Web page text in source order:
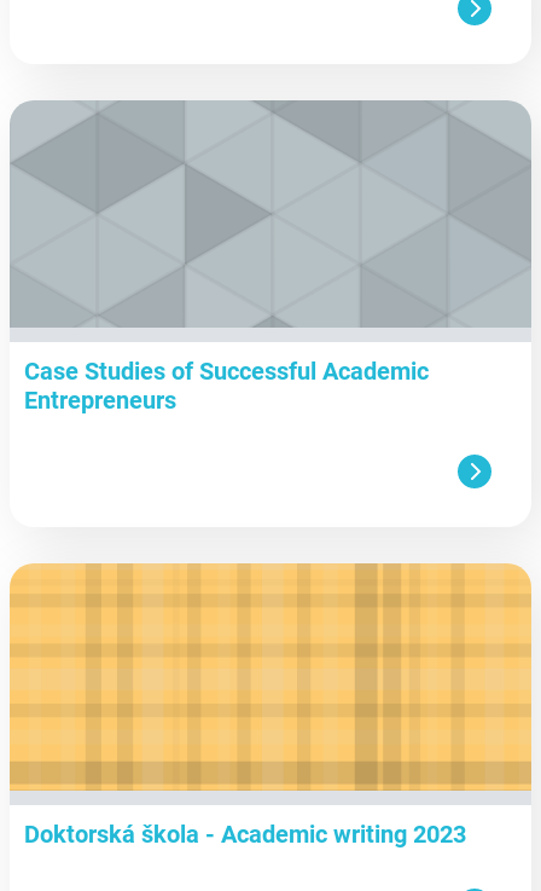
aa
Case Studies of Successful Academic
Entrepreneurs
aa
Doktorská škola - Academic writing 2023